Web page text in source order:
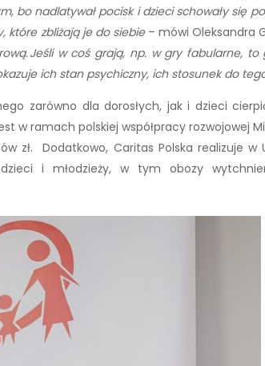
bo nadlatywał pocisk i dzieci schowały się
które zbliżają je do siebie – mówi Oleksandra
. Jeśli w coś grają, np. w gry fabularne, to
ich stan psychiczny, ich stosunek do
zarówno dla dorosłych, jak i dzieci
w ramach polskiej współpracy rozwojowej
Dodatkowo, Caritas Polska realizuje w
i młodzieży, w tym obozy